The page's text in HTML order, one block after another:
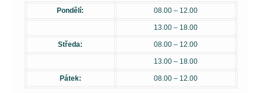
Pondělí: 08.00 – 12.00
13.00 – 18.00
Středa: 08.00 – 12.00
13.00 – 18.00
Pátek: 08.00 – 12.00